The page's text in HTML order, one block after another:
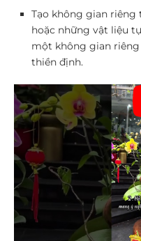
Tạo không gian riêng
hoặc những vật liệu
một không gian
thiền định.